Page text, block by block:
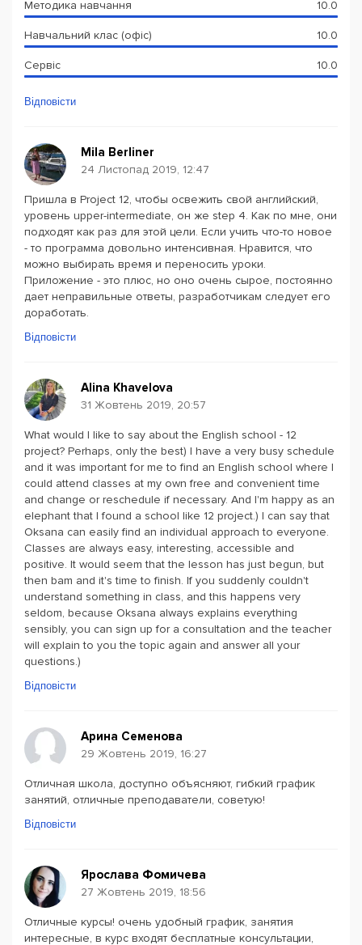
Методика навчання 10.0
Навчальний клас (офіс) 10.0
Сервіс 10.0
Відповісти
Mila Berliner
24 Листопад 2019, 12:47
Пришла в Project 12, чтобы освежить свой английский,
уровень upper-intermediate, он же step 4. Как по мне, они
подходят как раз для этой цели. Если учить что-то новое
- то программа довольно интенсивная. Нравится, что
можно выбирать время и переносить уроки.
Приложение - это плюс, но оно очень сырое, постоянно
дает неправильные ответы, разработчикам следует его
доработать.
Відповісти
Alina Khavelova
31 Жовтень 2019, 20:57
What would I like to say about the English school - 12
project? Perhaps, only the best) I have a very busy schedule
and it was important for me to find an English school where I
could attend classes at my own free and convenient time
and change or reschedule if necessary. And I'm happy as an
elephant that I found a school like 12 project.) I can say that
Oksana can easily find an individual approach to everyone.
Classes are always easy, interesting, accessible and
positive. It would seem that the lesson has just begun, but
then bam and it's time to finish. If you suddenly couldn't
understand something in class, and this happens very
seldom, because Oksana always explains everything
sensibly, you can sign up for a consultation and the teacher
will explain to you the topic again and answer all your
questions.)
Відповісти
Арина Семенова
29 Жовтень 2019, 16:27
Отличная школа, доступно объясняют, гибкий график
занятий, отличные преподаватели, советую!
Відповісти
Ярослава Фомичева
27 Жовтень 2019, 18:56
Отличные курсы! очень удобный график, занятия
интересные, в курс входят бесплатные консультации,